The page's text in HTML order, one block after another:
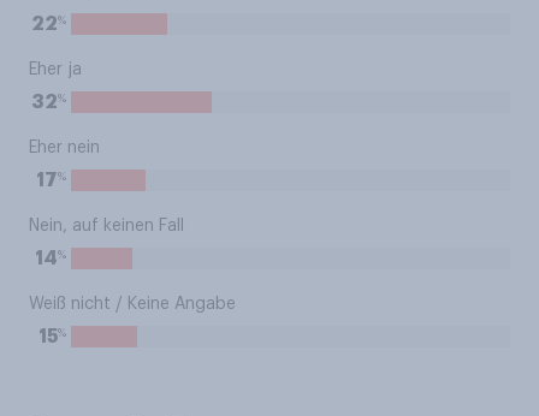
22%
Eher ja
32%
Eher nein
17%
Nein, auf keinen Fall
14%
Weiß nicht / Keine Angabe
15%